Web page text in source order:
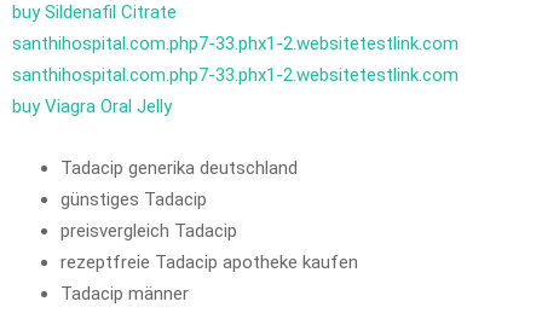
buy Sildenafil Citrate
santhihospital.com.php7-33.phx1-2.websitetestlink.com
santhihospital.com.php7-33.phx1-2.websitetestlink.com
buy Viagra Oral Jelly
Tadacip generika deutschland
günstiges Tadacip
preisvergleich Tadacip
rezeptfreie Tadacip apotheke kaufen
Tadacip männer